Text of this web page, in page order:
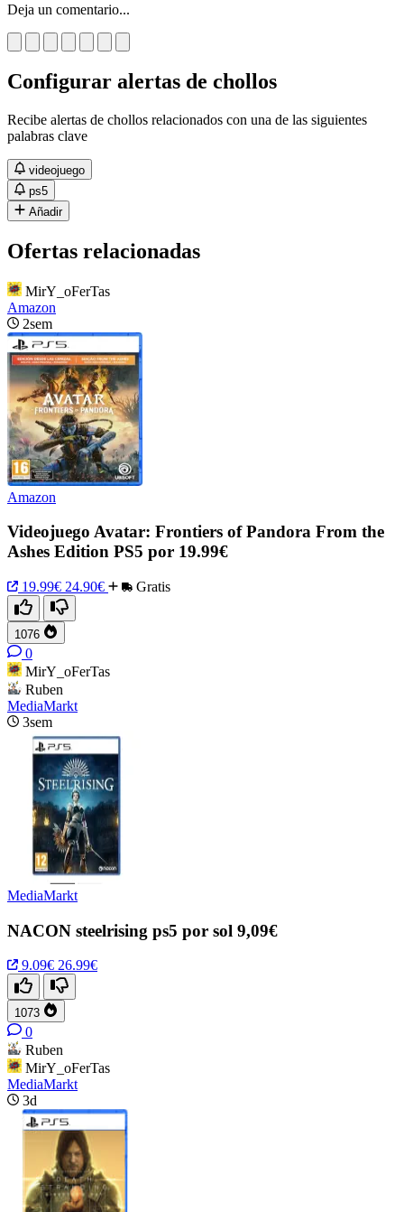
Deja un comentario...
Configurar alertas de chollos
Recibe alertas de chollos relacionados con una de las siguientes
palabras clave
videojuego
ps5
Añadir
Ofertas relacionadas
MirY_oFerTas
Amazon
2sem
Amazon
Videojuego Avatar: Frontiers of Pandora From the
Ashes Edition PS5 por 19.99€
19.99€ 24.90€ Gratis
1076
0
MirY_oFerTas
Ruben
MediaMarkt
3sem
MediaMarkt
NACON steelrising ps5 por sol 9,09€
9.09€ 26.99€
1073
0
Ruben
MirY_oFerTas
MediaMarkt
3d